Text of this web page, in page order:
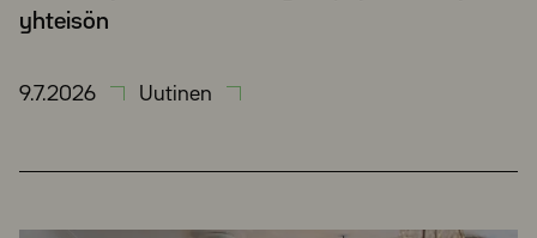
yhteisön
9.7.2026 Uutinen